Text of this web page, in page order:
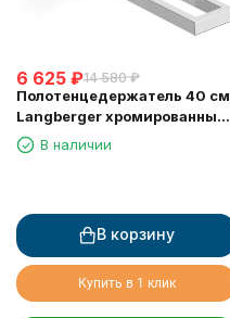
6 625 ₽14 580 ₽
Полотенцедержатель 40 см
Langberger хромированный
к стене двойной 30008A
В наличии
В корзину
Купить в 1 клик